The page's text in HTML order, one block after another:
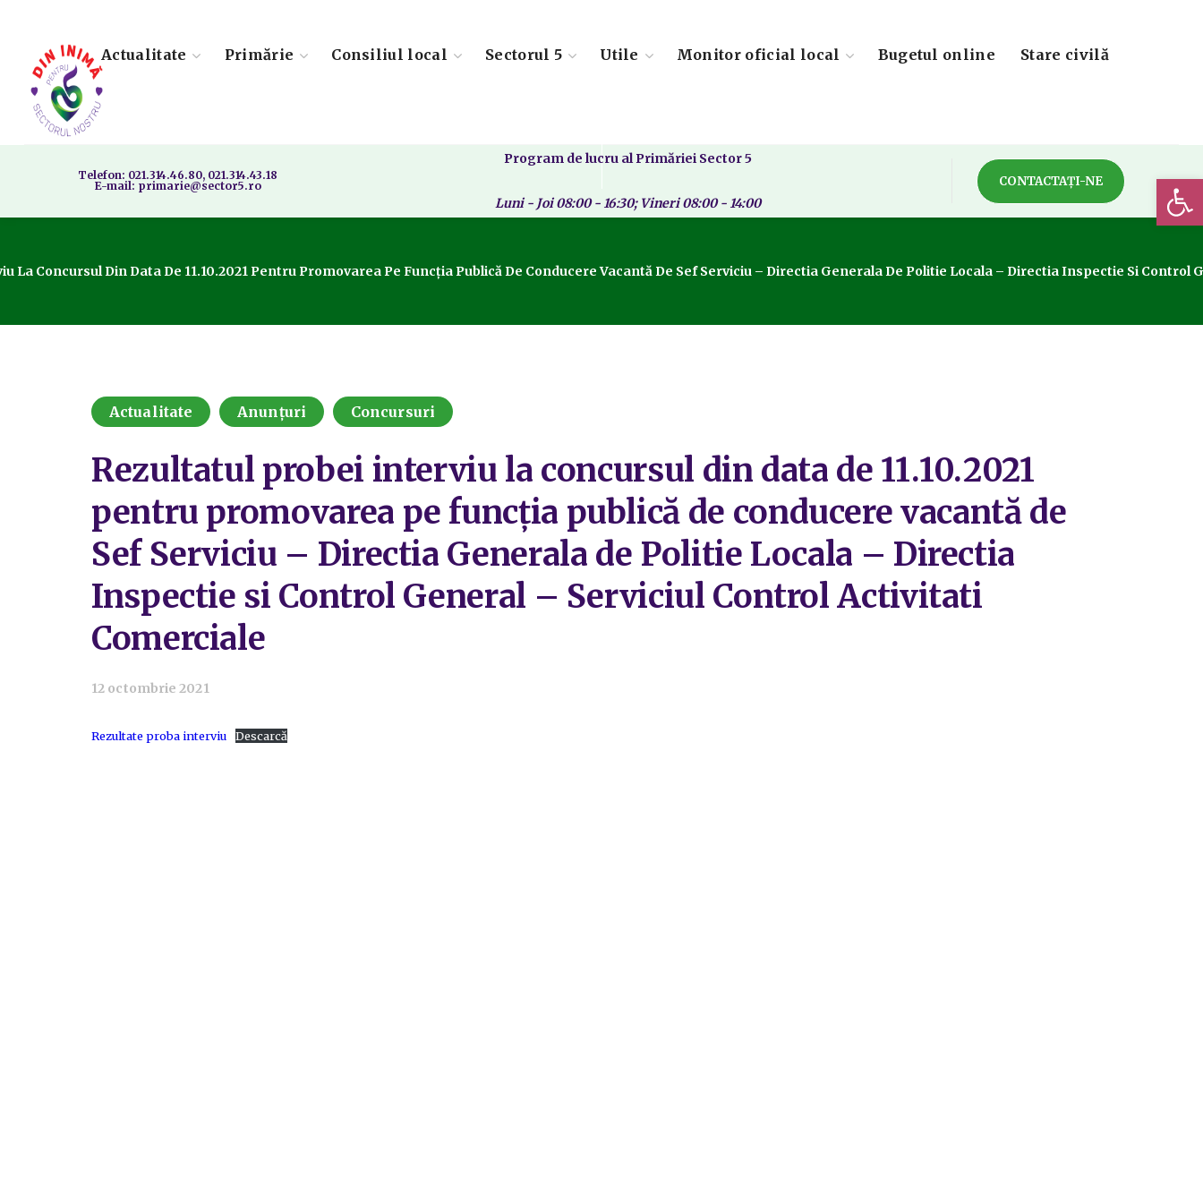
Actualitate Primărie Consiliul local Sectorul 5 Utile Monitor oficial local Bugetul online Stare civilă
Telefon: 021.314.46.80, 021.314.43.18
E-mail: primarie@sector5.ro
Program de lucru al Primăriei Sector 5
Luni - Joi 08:00 - 16:30; Vineri 08:00 - 14:00
CONTACTAȚI-NE
La Concursul Din Data De 11.10.2021 Pentru Promovarea Pe Funcția Publică De Conducere Vacantă De Sef Serviciu – Directia Generala De Politie Locala – Directia Inspectie Si
Actualitate Anunțuri Concursuri
Rezultatul probei interviu la concursul din data de 11.10.2021
pentru promovarea pe funcția publică de conducere vacantă de
Sef Serviciu – Directia Generala de Politie Locala – Directia
Inspectie si Control General – Serviciul Control Activitati
Comerciale
12 octombrie 2021
Rezultate proba interviu Descarcă